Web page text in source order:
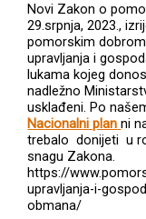
Novi Zakon o
29.srpnja, 2023.,
pomorskim
upravljanja i
lukama kojeg
nadležno
usklađeni. Po
Nacionalni plan ni
trebalo donijeti u
snagu Zakona.
https://
upravljanja-i-
obmana/